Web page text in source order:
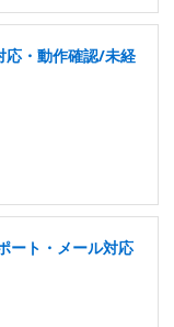
応・動作確認/未経
ート・メール対応